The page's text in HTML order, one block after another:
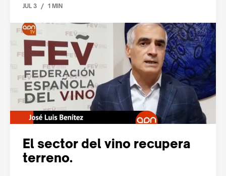
JUL 3 / 1 MIN
El sector del vino recupera
terreno.